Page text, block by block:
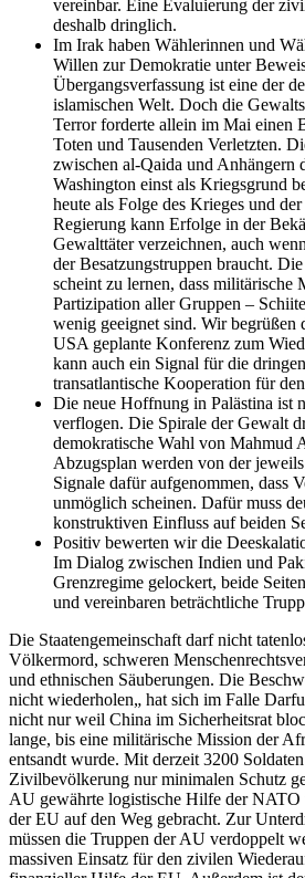
vereinbar. Eine Evaluierung der
deshalb dringlich.
Im Irak haben Wählerinnen und
Willen zur Demokratie unter
Übergangsverfassung ist eine der
islamischen Welt. Doch die
Terror forderte allein im Mai einen
Toten und Tausenden Verletzten.
zwischen al-Qaida und Anhängern
Washington einst als Kriegsgrund
heute als Folge des Krieges und
Regierung kann Erfolge in der
Gewalttäter verzeichnen, auch
der Besatzungstruppen braucht.
scheint zu lernen, dass
Partizipation aller Gruppen –
wenig geeignet sind. Wir begrüßen
USA geplante Konferenz zum
kann auch ein Signal für die
transatlantische Kooperation für
Die neue Hoffnung in Palästina ist
verflogen. Die Spirale der Gewalt
demokratische Wahl von Mahmud
Abzugsplan werden von der
Signale dafür aufgenommen, dass
unmöglich scheinen. Dafür muss
konstruktiven Einfluss auf beiden
Positiv bewerten wir die
Im Dialog zwischen Indien und
Grenzregime gelockert, beide
und vereinbaren beträchtliche
Die Staatengemeinschaft darf nicht
Völkermord, schweren
und ethnischen Säuberungen. Die
nicht wiederholen„ hat sich im Falle
nicht nur weil China im Sicherheitsrat
lange, bis eine militärische Mission der
entsandt wurde. Mit derzeit 3200
Zivilbevölkerung nur minimalen Schutz
AU gewährte logistische Hilfe der NATO
der EU auf den Weg gebracht. Zur
müssen die Truppen der AU verdoppelt
massiven Einsatz für den zivilen